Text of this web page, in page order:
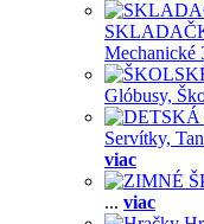
Mechanické
Glóbusy,
Servítky,
viac
... viac